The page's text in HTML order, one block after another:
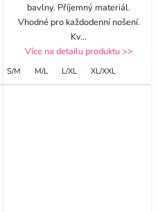
bavlny. Příjemný materiál.
Vhodné pro každodenní nošení.
Kv...
Více na detailu produktu >>
S/M M/L L/XL XL/XXL